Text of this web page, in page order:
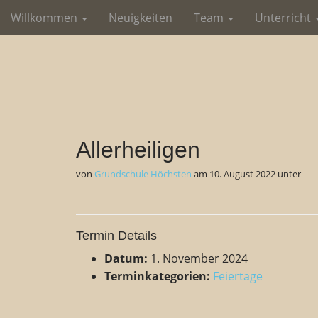
i
Willkommen Neuigkeiten Team Unterricht
Allerheiligen
von Grundschule Höchsten am 10. August 2022 unter
Termin Details
Datum: 1. November 2024
Terminkategorien: Feiertage